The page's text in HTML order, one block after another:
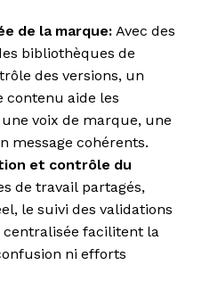
de la marque: Avec des
bibliothèques de
des versions, un
contenu aide les
voix de marque, une
message cohérents.
et contrôle du
de travail partagés,
le suivi des validations
facilitent la
ni efforts